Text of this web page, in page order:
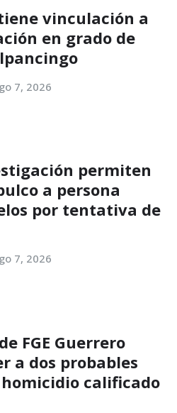
vinculación a
en grado de
7, 2026
permiten
a persona
por tentativa de
7, 2026
FGE Guerrero
a dos probables
calificado